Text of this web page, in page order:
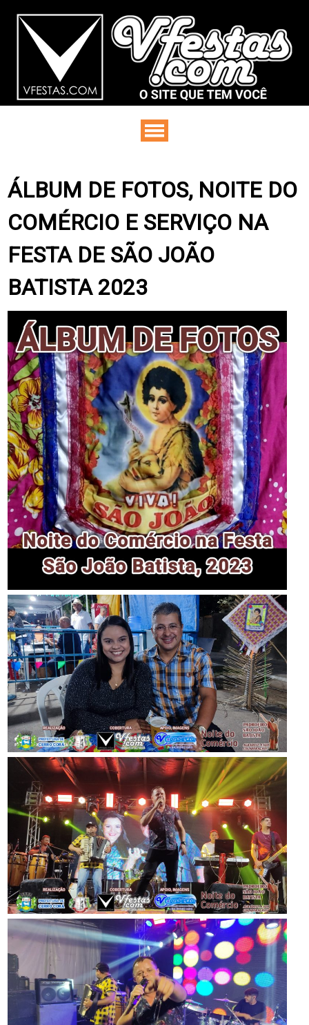
ÁLBUM DE FOTOS, NOITE DO
COMÉRCIO E SERVIÇO NA
FESTA DE SÃO JOÃO
BATISTA 2023